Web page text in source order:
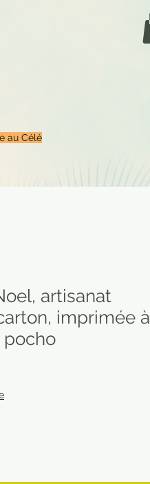
au Célé
artisanat
imprimée à
pocho